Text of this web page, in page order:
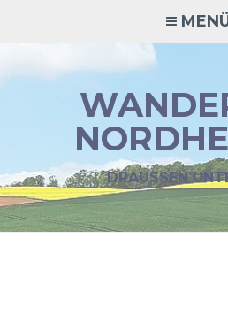
DRAUSSEN